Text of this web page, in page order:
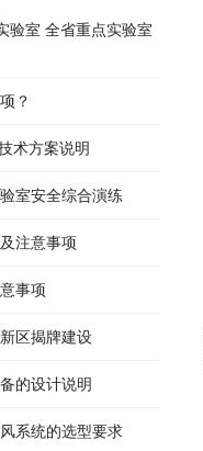
验室 全省重点实验室
？
术方案说明
室安全综合演练
注意事项
事项
区揭牌建设
的设计说明
系统的选型要求